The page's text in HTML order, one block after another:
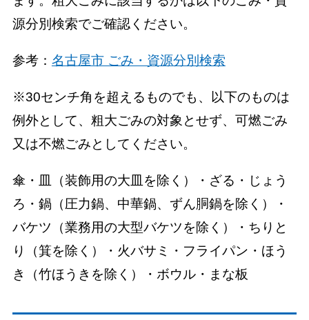
源分別検索でご確認ください。
参考： 名古屋市 ごみ・資源分別検索
※30センチ角を超えるものでも、以下のものは
例外として、粗大ごみの対象とせず、可燃ごみ
又は不燃ごみとしてください。
傘・皿（装飾用の大皿を除く）・ざる・じょう
ろ・鍋（圧力鍋、中華鍋、ずん胴鍋を除く）・
バケツ（業務用の大型バケツを除く）・ちりと
り（箕を除く）・火バサミ・フライパン・ほう
き（竹ほうきを除く）・ボウル・まな板